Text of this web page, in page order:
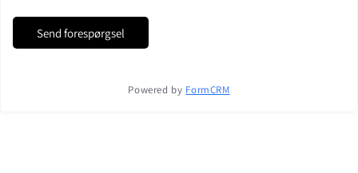
Send forespørgsel
Powered by FormCRM